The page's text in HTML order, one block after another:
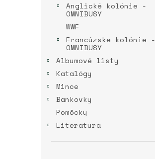
Anglické kolónie -
OMNIBUSY
WWF
Francúzske kolónie -
OMNIBUSY
Albumové listy
Katalógy
Mince
Bankovky
Pomôcky
Literatúra